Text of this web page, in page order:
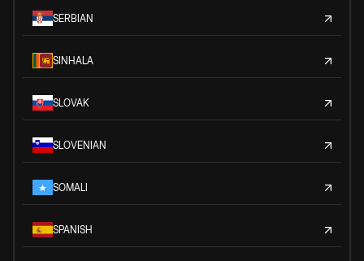
SERBIAN
SINHALA
SLOVAK
SLOVENIAN
SOMALI
SPANISH